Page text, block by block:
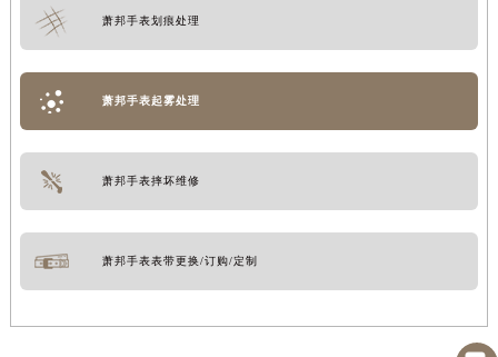
萧邦手表划痕处理
萧邦手表起雾处理
萧邦手表摔坏维修
萧邦手表表带更换/订购/定制